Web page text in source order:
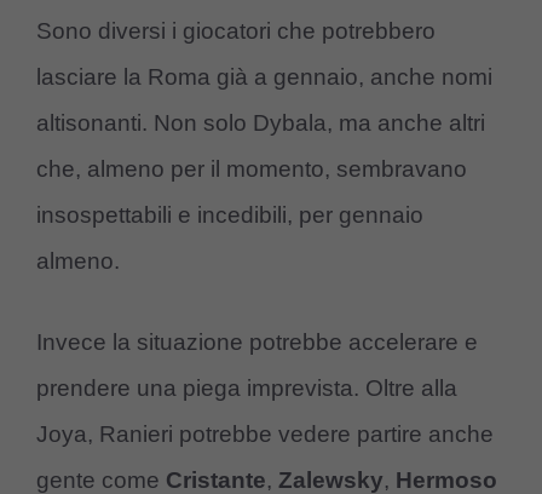
Sono diversi i giocatori che potrebbero
lasciare la Roma già a gennaio, anche nomi
altisonanti. Non solo Dybala, ma anche altri
che, almeno per il momento, sembravano
insospettabili e incedibili, per gennaio
almeno.
Invece la situazione potrebbe accelerare e
prendere una piega imprevista. Oltre alla
Joya, Ranieri potrebbe vedere partire anche
gente come Cristante, Zalewsky, Hermoso